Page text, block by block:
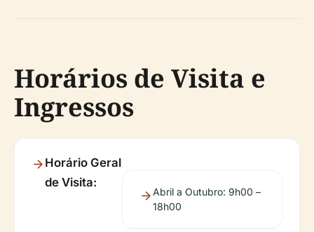
Horários de Visita e
Ingressos
Horário Geral
de Visita:
Abril a Outubro: 9h00 –
18h00